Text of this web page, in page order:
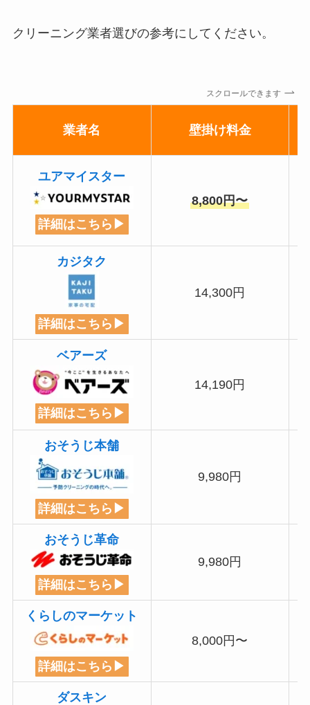
クリーニング業者選びの参考にしてください。
スクロールできます
業者名 壁掛け料金
ユアマイスター
詳細はこちら▶
8,800円〜
カジタク
詳細はこちら▶
14,300円
ベアーズ
詳細はこちら▶
14,190円
おそうじ本舗
詳細はこちら▶
9,980円
おそうじ革命
詳細はこちら▶
9,980円
くらしのマーケット
詳細はこちら▶
8,000円〜
ダスキン